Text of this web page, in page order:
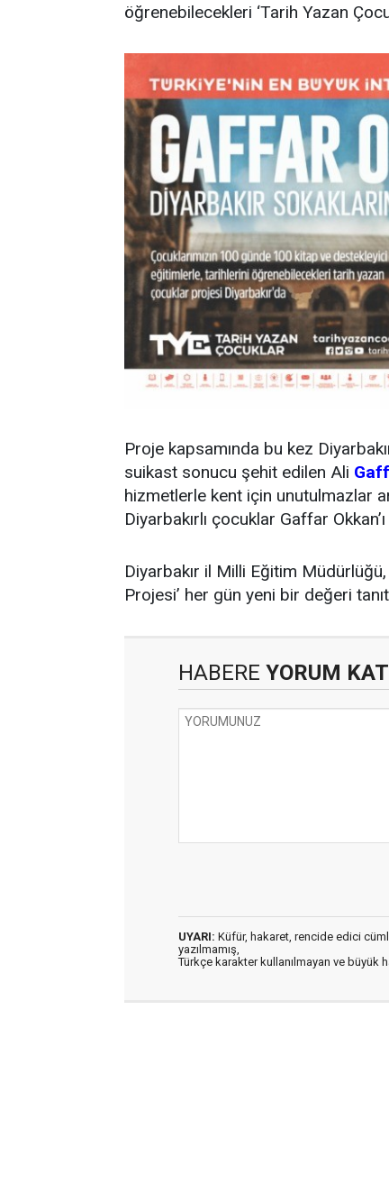
öğrenebilecekleri ‘Tarih Yazan
Proje kapsamında bu kez
suikast sonucu şehit edilen Ali
hizmetlerle kent için unutulmazlar
Diyarbakırlı çocuklar Gaffar
Diyarbakır il Milli Eğitim
Projesi’ her gün yeni bir değeri
HABERE YORUM KAT
UYARI: Küfür, hakaret, rencide edici
yazılmamış,
Türkçe karakter kullanılmayan ve büyük